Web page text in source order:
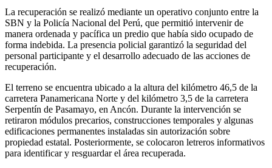
La recuperación se realizó mediante un operativo conjunto entre la
SBN y la Policía Nacional del Perú, que permitió intervenir de
manera ordenada y pacífica un predio que había sido ocupado de
forma indebida. La presencia policial garantizó la seguridad del
personal participante y el desarrollo adecuado de las acciones de
recuperación.
El terreno se encuentra ubicado a la altura del kilómetro 46,5 de la
carretera Panamericana Norte y del kilómetro 3,5 de la carretera
Serpentín de Pasamayo, en Ancón. Durante la intervención se
retiraron módulos precarios, construcciones temporales y algunas
edificaciones permanentes instaladas sin autorización sobre
propiedad estatal. Posteriormente, se colocaron letreros informativos
para identificar y resguardar el área recuperada.